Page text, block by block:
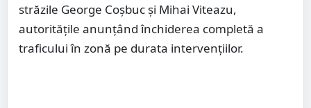
străzile George Coșbuc și Mihai Viteazu,
autoritățile anunțând închiderea completă a
traficului în zonă pe durata intervențiilor.